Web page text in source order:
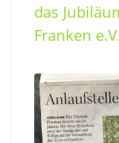
das
Franken